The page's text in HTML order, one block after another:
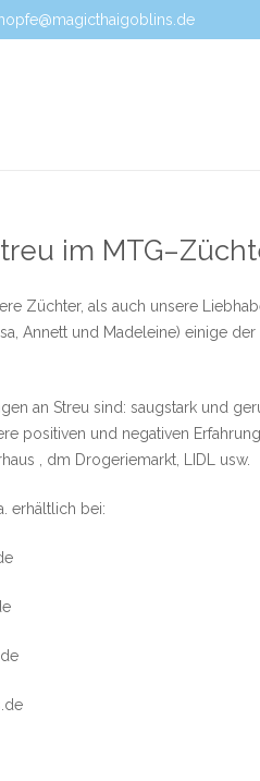
im
Züchter, als auch unsere
Annett und Madeleine) einige
an Streu sind: saugstark und
positiven und negativen
, dm Drogeriemarkt, LIDL usw.
erhältlich bei: